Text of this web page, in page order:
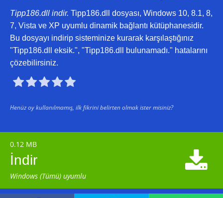
Tipp186.dll indir. Tipp186.dll dosyası, Windows 10, 8.1, 8,
7, Vista ve XP uyumlu dinamik bağlantı kütüphanesidir.
Bu dosyayı indirip sisteminize kurarak karşılaştığınız
"Tipp186.dll eksik.", "Tipp186.dll bulunamadı." hatalarını
çözebilirsiniz.

Henüz oy kullanılmamış, ilk fikrini belirten olmak ister misiniz?
0.12 MB
İndir
Windows (Tümü) uyumlu
